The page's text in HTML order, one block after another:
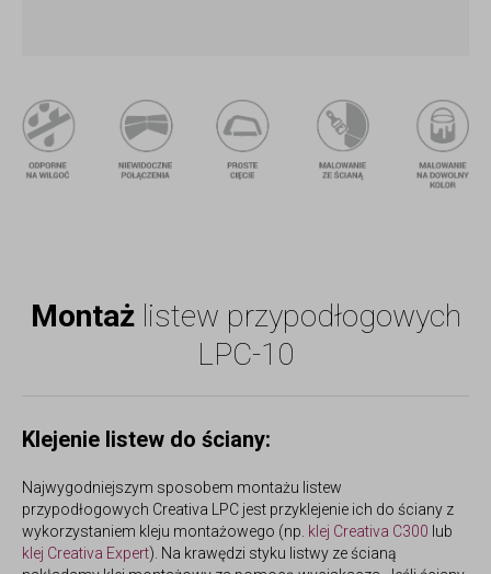
malowanie
Montażlistew przypodłogowych
LPC-10
Klejenie listew do ściany:
Najwygodniejszym sposobem montażu listew
przypodłogowych Creativa LPC jest przyklejenie ich do ściany z
wykorzystaniem kleju montażowego (np. klej Creativa C300 lub
klej Creativa Expert). Na krawędzi styku listwy ze ścianą